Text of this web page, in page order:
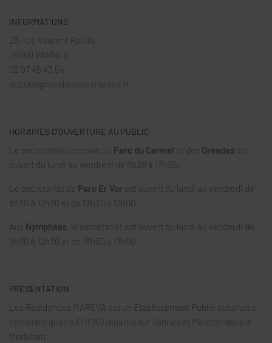
INFORMATIONS
26, rue Vincent Rouillé
56000 VANNES
02 97 46 43 54
accueil@residences-mareva.fr
HORAIRES D’OUVERTURE AU PUBLIC
Le secrétariat commun du Parc du Carmel et des Oréades est
ouvert du lundi au vendredi de 8h30 à 17h30.
Le secrétariat de Parc Er Vor est ouvert du lundi au vendredi de
8h30 à 12h30 et de 13h30 à 17h00.
Aux Nymphéas , le secrétariat est ouvert du lundi au vendredi de
9h00 à 12h30 et de 13h30 à 17h00.
PRÉSENTATION
Les Résidences MAREVA est un Établissement Public autonome
comptant quatre EHPAD répartis sur Vannes et Meucon dans le
Morbihan.